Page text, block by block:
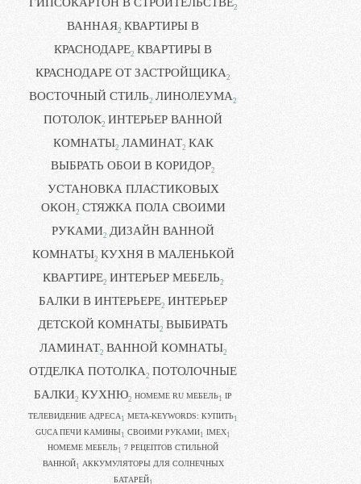
2
ВАННАЯ2 КВАРТИРЫ В
КРАСНОДАРЕ2 КВАРТИРЫ В
КРАСНОДАРЕ ОТ ЗАСТРОЙЩИКА2
ВОСТОЧНЫЙ СТИЛЬ2 ЛИНОЛЕУМА2
ПОТОЛОК2 ИНТЕРЬЕР ВАННОЙ
КОМНАТЫ2 ЛАМИНАТ2 КАК
ВЫБРАТЬ ОБОИ В КОРИДОР2
УСТАНОВКА ПЛАСТИКОВЫХ
ОКОН2 СТЯЖКА ПОЛА СВОИМИ
РУКАМИ2 ДИЗАЙН ВАННОЙ
КОМНАТЫ2 КУХНЯ В МАЛЕНЬКОЙ
КВАРТИРЕ2 ИНТЕРЬЕР МЕБЕЛЬ2
БАЛКИ В ИНТЕРЬЕРЕ2 ИНТЕРЬЕР
ДЕТСКОЙ КОМНАТЫ2 ВЫБИРАТЬ
ЛАМИНАТ2 ВАННОЙ КОМНАТЫ2
ОТДЕЛКА ПОТОЛКА2 ПОТОЛОЧНЫЕ
БАЛКИ2 КУХНЮ2 HOMEME RU МЕБЕЛЬ1 IP
ТЕЛЕВИДЕНИЕ АДРЕСА 1 META-KEYWORDS: КУПИТЬ1
GUCA ПЕЧИ КАМИНЫ1 CВОИМИ РУКАМИ1 IMEX1
HOMEME МЕБЕЛЬ1 7 РЕЦЕПТОВ СТИЛЬНОЙ
ВАННОЙ1 АККУМУЛЯТОРЫ ДЛЯ СОЛНЕЧНЫХ
БАТАРЕЙ